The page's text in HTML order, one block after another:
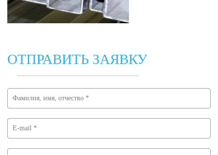
ОТПРАВИТЬ ЗАЯВКУ